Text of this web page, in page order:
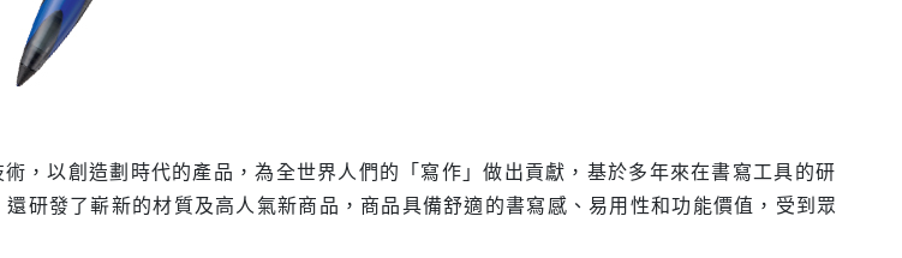
，以創造劃時代的產品，為全世界人們的「寫作」做出貢獻，基於多年來在書寫工具的研
研發了嶄新的材質及高人氣新商品，商品具備舒適的書寫感、易用性和功能價值，受到眾